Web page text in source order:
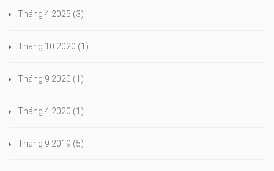
Tháng 4 2025 (3)
Tháng 10 2020 (1)
Tháng 9 2020 (1)
Tháng 4 2020 (1)
Tháng 9 2019 (5)